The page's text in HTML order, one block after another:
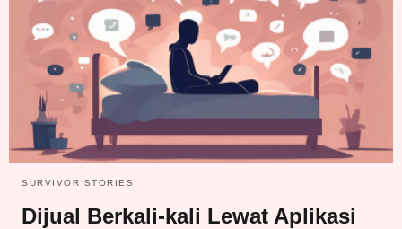
SURVIVOR STORIES
Dijual Berkali-kali Lewat Aplikasi